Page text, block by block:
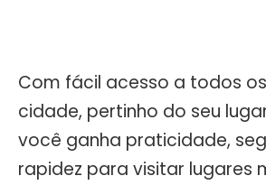
Com fácil acesso a todos
cidade, pertinho do seu
você ganha praticidade,
rapidez para visitar lugares